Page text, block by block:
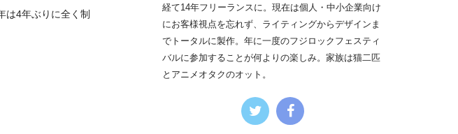
は4年ぶりに全く制
経て14年フリーランスに。現在は個人・中小企業向け
にお客様視点を忘れず、ライティングからデザインま
でトータルに製作。年に一度のフジロックフェスティ
バルに参加することが何よりの楽しみ。家族は猫二匹
とアニメオタクのオット。